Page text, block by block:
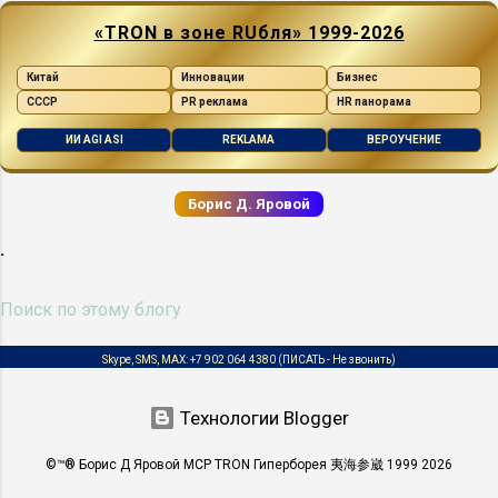
Достоевский, Этико-интуитивный
ДК RUS См. EOS ДМРВ RUS Датчик
См. TPS ДПКВ RUS Датчик Положения
Коленчатого Вала ДС RUS См. VSS
ДТОЖ RUS См. CTS ДФ RUS Датчик
Фаз — датчик положения
«TRON в зоне RUбля» 1999-2026
Китай
СССР
Инновации
PR реклама
Бизнес
HR панорама
ИИ AGI ASI REKLAMA ВЕРОУЧЕНИЕ
Борис Д. Яровой
.
Skype, SMS, MAX:+7 902 064 4380 (ПИСАТЬ - Не звонить)
Технологии Blogger
©™® Борис Д Яровой MCP TRON Гиперборея 夷海参崴 1999 2026